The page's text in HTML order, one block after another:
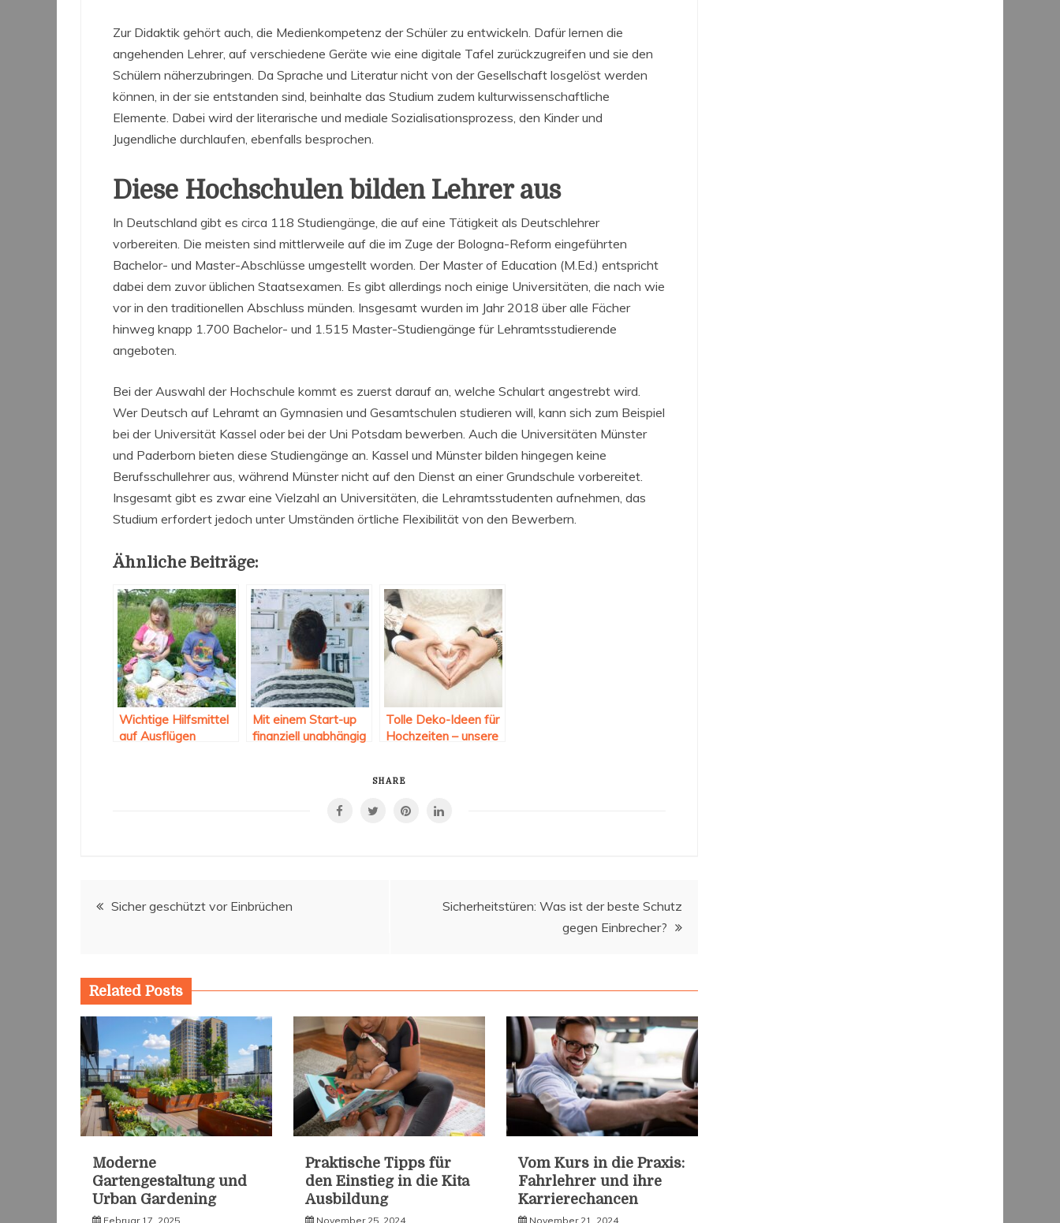
Zur Didaktik gehört auch, die Medienkompetenz der Schüler zu entwickeln. Dafür lernen die
angehenden Lehrer, auf verschiedene Geräte wie eine digitale Tafel zurückzugreifen und sie den
Schülern näherzubringen. Da Sprache und Literatur nicht von der Gesellschaft losgelöst werden
können, in der sie entstanden sind, beinhalte das Studium zudem kulturwissenschaftliche
Elemente. Dabei wird der literarische und mediale Sozialisationsprozess, den Kinder und
Jugendliche durchlaufen, ebenfalls besprochen.
Diese Hochschulen bilden Lehrer aus
In Deutschland gibt es circa 118 Studiengänge, die auf eine Tätigkeit als Deutschlehrer
vorbereiten. Die meisten sind mittlerweile auf die im Zuge der Bologna-Reform eingeführten
Bachelor- und Master-Abschlüsse umgestellt worden. Der Master of Education (M.Ed.) entspricht
dabei dem zuvor üblichen Staatsexamen. Es gibt allerdings noch einige Universitäten, die nach wie
vor in den traditionellen Abschluss münden. Insgesamt wurden im Jahr 2018 über alle Fächer
hinweg knapp 1.700 Bachelor- und 1.515 Master-Studiengänge für Lehramtsstudierende
angeboten.
Bei der Auswahl der Hochschule kommt es zuerst darauf an, welche Schulart angestrebt wird.
Wer Deutsch auf Lehramt an Gymnasien und Gesamtschulen studieren will, kann sich zum Beispiel
bei der Universität Kassel oder bei der Uni Potsdam bewerben. Auch die Universitäten Münster
und Paderborn bieten diese Studiengänge an. Kassel und Münster bilden hingegen keine
Berufsschullehrer aus, während Münster nicht auf den Dienst an einer Grundschule vorbereitet.
Insgesamt gibt es zwar eine Vielzahl an Universitäten, die Lehramtsstudenten aufnehmen, das
Studium erfordert jedoch unter Umständen örtliche Flexibilität von den Bewerbern.
Ähnliche Beiträge:
Wichtige Hilfsmittel
auf Ausflügen
Mit einem Start-up
finanziell unabhängig
Tolle Deko-Ideen für
Hochzeiten – unsere
SHARE
Beitragsnavigation
Sicher geschützt vor Einbrüchen
Sicherheitstüren: Was ist der beste Schutz
gegen Einbrecher?
Related Posts
Moderne
Gartengestaltung und
Urban Gardening
Februar 17, 2025
Praktische Tipps für
den Einstieg in die Kita
Ausbildung
November 25, 2024
Vom Kurs in die Praxis:
Fahrlehrer und ihre
Karrierechancen
November 21, 2024